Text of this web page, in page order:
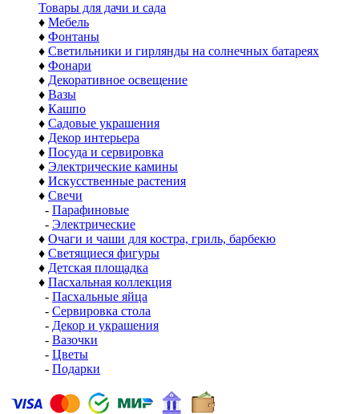
Товары для дачи и сада
♦ Мебель
♦ Фонтаны
♦ Светильники и гирлянды на солнечных батареях
♦ Фонари
♦ Декоративное освещение
♦ Вазы
♦ Кашпо
♦ Садовые украшения
♦ Декор интерьера
♦ Посуда и сервировка
♦ Электрические камины
♦ Искусственные растения
♦ Свечи
- Парафиновые
- Электрические
♦ Очаги и чаши для костра, гриль, барбекю
♦ Светящиеся фигуры
♦ Детская площадка
♦ Пасхальная коллекция
- Пасхальные яйца
- Сервировка стола
- Декор и украшения
- Вазочки
- Цветы
- Подарки